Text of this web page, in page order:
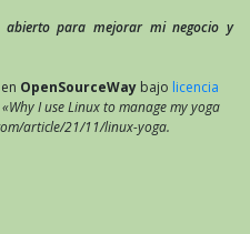
para mejorar mi negocio y
OpenSourceWaybajo licencia
«Why I use Linux to manage my yoga
article/21/11/linux-yoga.